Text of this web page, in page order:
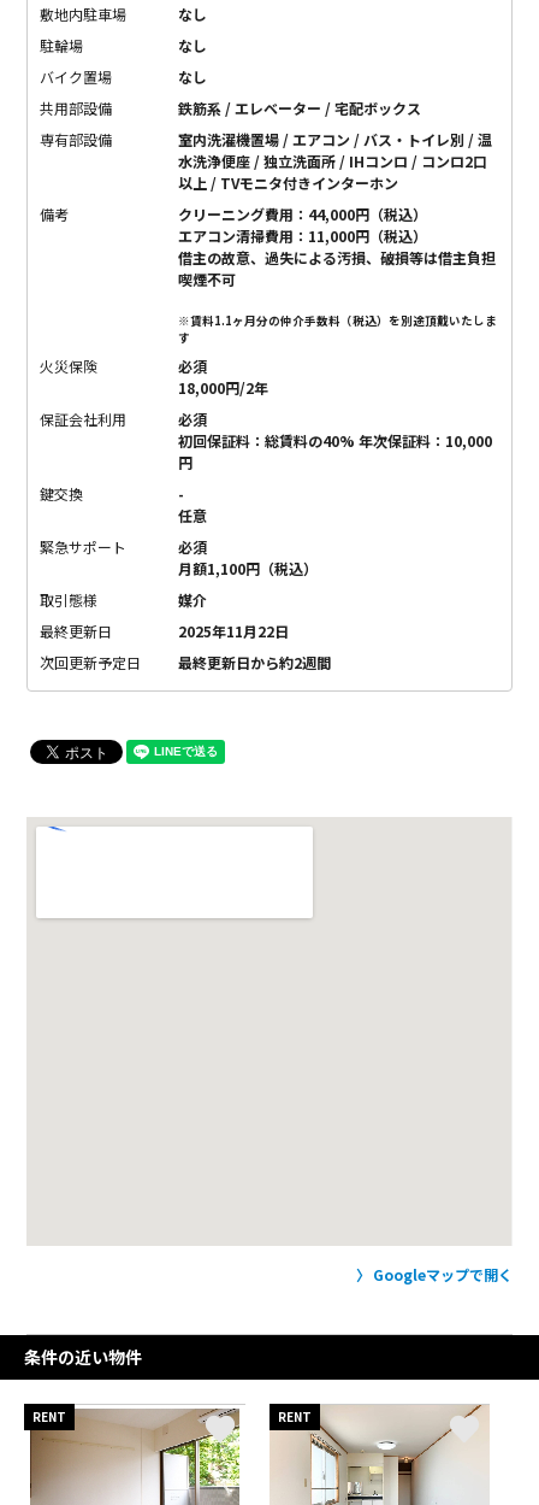
敷地内駐車場
なし
駐輪場
なし
バイク置場
なし
共用部設備
鉄筋系 / エレベーター / 宅配ボックス
専有部設備
室内洗濯機置場 / エアコン / バス・トイレ別 / 温
水洗浄便座 / 独立洗面所 / IHコンロ / コンロ2口
以上 / TVモニタ付きインターホン
備考
クリーニング費用：44,000円（税込）
エアコン清掃費用：11,000円（税込）
借主の故意、過失による汚損、破損等は借主負担
喫煙不可
※賃料1.1ヶ月分の仲介手数料（税込）を別途頂戴いたしま
す
火災保険
必須
18,000円/2年
保証会社利用
必須
初回保証料：総賃料の40% 年次保証料：10,000
円
鍵交換
-
任意
緊急サポート
必須
月額1,100円（税込）
取引態様
媒介
最終更新日
2025年11月22日
次回更新予定日
最終更新日から約2週間
Googleマップで開く
条件の近い物件
RENT RENT